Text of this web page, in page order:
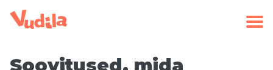
Soovitused, mida